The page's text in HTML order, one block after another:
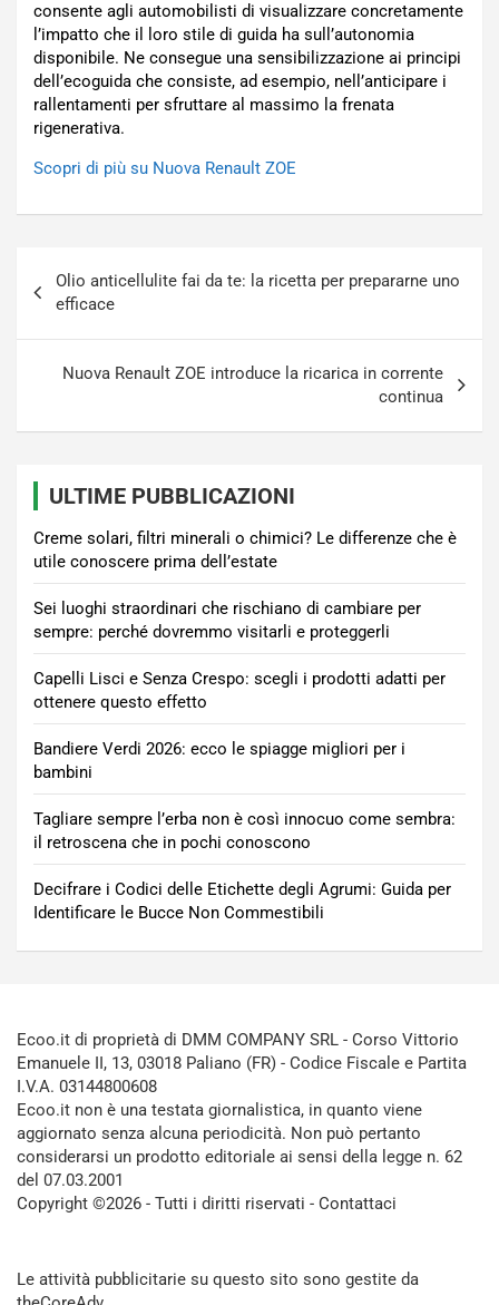
consente agli automobilisti di visualizzare concretamente
l’impatto che il loro stile di guida ha sull’autonomia
disponibile. Ne consegue una sensibilizzazione ai principi
dell’ecoguida che consiste, ad esempio, nell’anticipare i
rallentamenti per sfruttare al massimo la frenata
rigenerativa.
Scopri di più su Nuova Renault ZOE
articoli
Olio anticellulite fai da te: la ricetta per prepararne uno
efficace
Nuova Renault ZOE introduce la ricarica in corrente
continua
ULTIME PUBBLICAZIONI
Creme solari, filtri minerali o chimici? Le differenze che è
utile conoscere prima dell’estate
Sei luoghi straordinari che rischiano di cambiare per
sempre: perché dovremmo visitarli e proteggerli
Capelli Lisci e Senza Crespo: scegli i prodotti adatti per
ottenere questo effetto
Bandiere Verdi 2026: ecco le spiagge migliori per i
bambini
Tagliare sempre l’erba non è così innocuo come sembra:
il retroscena che in pochi conoscono
Decifrare i Codici delle Etichette degli Agrumi: Guida per
Identificare le Bucce Non Commestibili
Ecoo.it di proprietà di DMM COMPANY SRL - Corso Vittorio
Emanuele II, 13, 03018 Paliano (FR) - Codice Fiscale e Partita
I.V.A. 03144800608
Ecoo.it non è una testata giornalistica, in quanto viene
aggiornato senza alcuna periodicità. Non può pertanto
considerarsi un prodotto editoriale ai sensi della legge n. 62
del 07.03.2001
Copyright ©2026 - Tutti i diritti riservati - Contattaci
Le attività pubblicitarie su questo sito sono gestite da